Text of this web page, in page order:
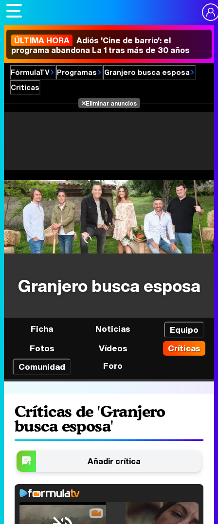
ÚLTIMA HORA Adiós 'Cine de barrio': el
programa abandona La 1 tras más de 30 años
FórmulaTV Programas
Granjero busca esposa
Críticas
Eliminar anuncios
Granjero busca esposa
Ficha Noticias
Equipo
Fotos
Vídeos
Críticas
Comunidad
Foro
Críticas de 'Granjero
busca esposa'
Añadir crítica